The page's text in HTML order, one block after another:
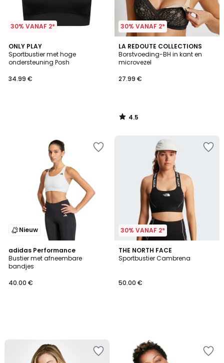
30% VANAF 2*
ONLY PLAY
Sportbustier met hoge
ondersteuning Posh
34.99 €
30% VANAF 2*
LA REDOUTE COLLECTIONS
Borstvoeding-BH in kant en
microvezel
27.99 €
4.5
/ 5
4.5
/
Nieuw
adidas Performance
Bustier met afneembare
bandjes
40.00 €
30% VANAF 2*
THE NORTH FACE
Sportbustier Cambrena
50.00 €